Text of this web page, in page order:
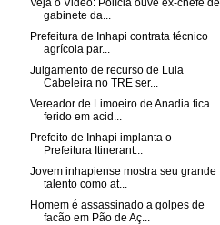
gabinete da...
Prefeitura de Inhapi contrata técnico
agrícola par...
Julgamento de recurso de Lula
Cabeleira no TRE ser...
Vereador de Limoeiro de Anadia fica
ferido em acid...
Prefeito de Inhapi implanta o
Prefeitura Itinerant...
Jovem inhapiense mostra seu grande
talento como at...
Homem é assassinado a golpes de
facão em Pão de Aç...